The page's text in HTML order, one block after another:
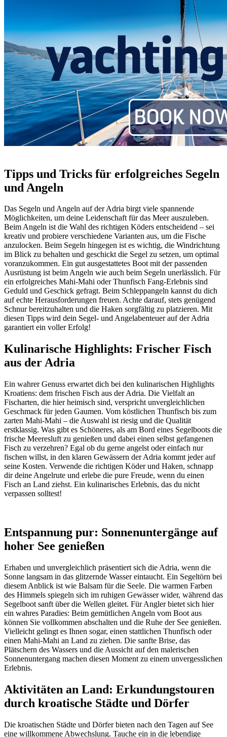
Tipps und Tricks für erfolgreiches Segeln
und Angeln
Das Segeln und Angeln auf der Adria birgt viele spannende
Möglichkeiten, um deine Leidenschaft für das Meer auszuleben.
Beim Angeln ist die Wahl des richtigen Köders entscheidend – sei
kreativ und probiere verschiedene Varianten aus, um die Fische
anzulocken. Beim Segeln hingegen ist es wichtig, die Windrichtung
im Blick zu behalten und geschickt die Segel zu setzen, um optimal
voranzukommen. Ein gut ausgestattetes Boot mit der passenden
Ausrüstung ist beim Angeln wie auch beim Segeln unerlässlich. Für
ein erfolgreiches Mahi-Mahi oder Thunfisch Fang-Erlebnis sind
Geduld und Geschick gefragt. Beim Schleppangeln kannst du dich
auf echte Herausforderungen freuen. Achte darauf, stets genügend
Schnur bereitzuhalten und die Haken sorgfältig zu platzieren. Mit
diesen Tipps wird dein Segel- und Angelabenteuer auf der Adria
garantiert ein voller Erfolg!
Kulinarische Highlights: Frischer Fisch
aus der Adria
Ein wahrer Genuss erwartet dich bei den kulinarischen Highlights
Kroatiens: dem frischen Fisch aus der Adria. Die Vielfalt an
Fischarten, die hier heimisch sind, verspricht unvergleichlichen
Geschmack für jeden Gaumen. Vom köstlichen Thunfisch bis zum
zarten Mahi-Mahi – die Auswahl ist riesig und die Qualität
erstklassig. Was gibt es Schöneres, als am Bord eines Segelboots die
frische Meeresluft zu genießen und dabei einen selbst gefangenen
Fisch zu verzehren? Egal ob du gerne angelst oder einfach nur
fischen willst, in den klaren Gewässern der Adria kommt jeder auf
seine Kosten. Verwende die richtigen Köder und Haken, schnapp
dir deine Angelrute und erlebe die pure Freude, wenn du einen
Fisch an Land ziehst. Ein kulinarisches Erlebnis, das du nicht
verpassen solltest!
Entspannung pur: Sonnenuntergänge auf
hoher See genießen
Erhaben und unvergleichlich präsentiert sich die Adria, wenn die
Sonne langsam in das glitzernde Wasser eintaucht. Ein Segeltörn bei
diesem Anblick ist wie Balsam für die Seele. Die warmen Farben
des Himmels spiegeln sich im ruhigen Gewässer wider, während das
Segelboot sanft über die Wellen gleitet. Für Angler bietet sich hier
ein wahres Paradies: Beim gemütlichen Angeln vom Boot aus
können Sie vollkommen abschalten und die Ruhe der See genießen.
Vielleicht gelingt es Ihnen sogar, einen stattlichen Thunfisch oder
einen Mahi-Mahi an Land zu ziehen. Die sanfte Brise, das
Plätschern des Wassers und die Aussicht auf den malerischen
Sonnenuntergang machen diesen Moment zu einem unvergesslichen
Erlebnis.
Aktivitäten an Land: Erkundungstouren
durch kroatische Städte und Dörfer
Die kroatischen Städte und Dörfer bieten nach den Tagen auf See
eine willkommene Abwechslung. Tauche ein in die lebendige